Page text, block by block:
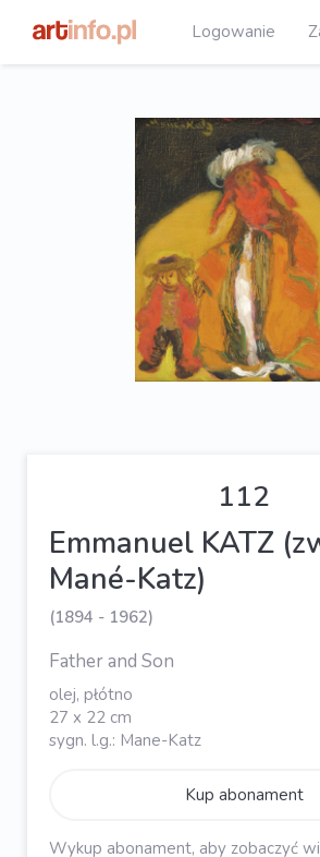
Logowanie
112
Emmanuel KATZ
Mané-Katz)
(1894 - 1962)
Father and Son
olej, płótno
27 x 22 cm
sygn. l.g.: Mane-Katz
Kup abonament
Wykup abonament, aby zobaczyć